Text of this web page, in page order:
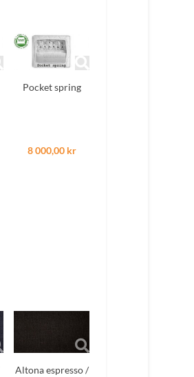
Pocket spring
8 000,00 kr
Altona espresso /